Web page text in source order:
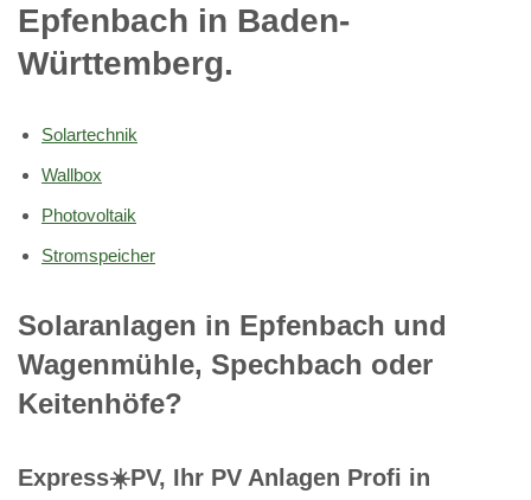
Epfenbach in Baden-
Württemberg.
Solartechnik
Wallbox
Photovoltaik
Stromspeicher
Solaranlagen in Epfenbach und
Wagenmühle, Spechbach oder
Keitenhöfe?
Express☀️PV️, Ihr PV Anlagen Profi in